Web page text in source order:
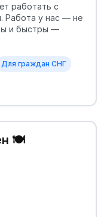
работать с
Работа у нас — не
и быстры —
Для граждан СНГ
🍽️